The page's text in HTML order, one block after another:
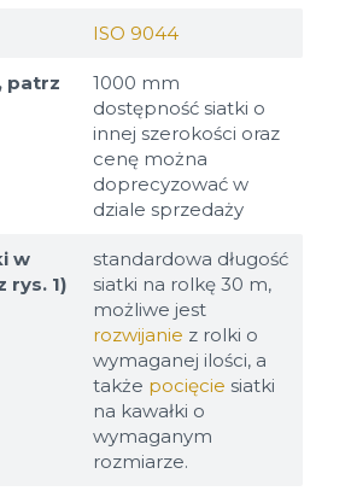
ISO 9044
patrz
1000 mm
dostępność siatki o
innej szerokości oraz
cenę można
doprecyzować w
dziale sprzedaży
w
rys. 1)
standardowa długość
siatki na rolkę 30 m,
możliwe jest
rozwijanie z rolki o
wymaganej ilości, a
także pocięcie siatki
na kawałki o
wymaganym
rozmiarze.